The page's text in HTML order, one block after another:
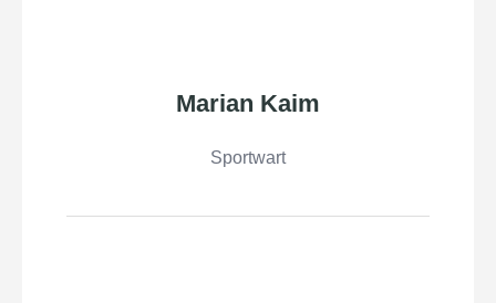
Marian Kaim
Sportwart